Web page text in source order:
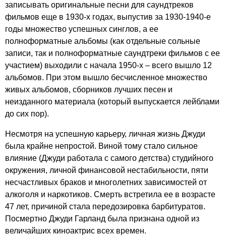
записывать оригинальные песни для саундтреков
фильмов еще в 1930-х годах, выпустив за 1930-1940-е
годы множество успешных синглов, а ее
полноформатные альбомы (как отдельные сольные
записи, так и полноформатные саундтреки фильмов с ее
участием) выходили с начала 1950-х – всего вышло 12
альбомов. При этом вышло бесчисленное множество
живых альбомов, сборников лучших песен и
неизданного материала (который выпускается лейблами
до сих пор).
Несмотря на успешную карьеру, личная жизнь Джуди
была крайне непростой. Виной тому стало сильное
влияние (Джуди работала с самого детства) студийного
окружения, личной финансовой нестабильности, пяти
несчастливых браков и многолетних зависимостей от
алкоголя и наркотиков. Смерть встретила ее в возрасте
47 лет, причиной стала передозировка барбитуратов.
Посмертно Джуди Гарланд была признана одной из
величайших киноактрис всех времен.